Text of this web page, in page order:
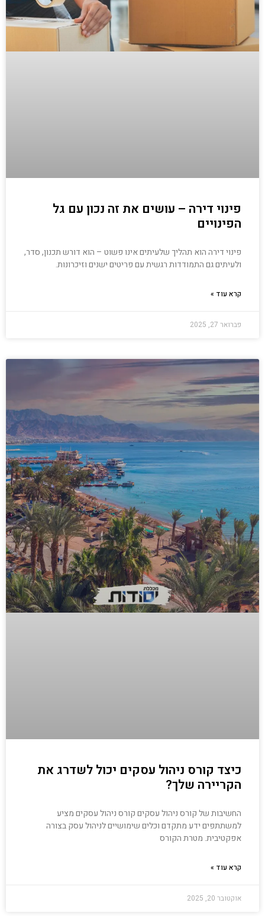
פינוי דירה – עושים את זה נכון עם גל
הפינויים
פינוי דירה הוא תהליך שלעיתים אינו פשוט – הוא דורש תכנון, סדר,
ולעיתים גם התמודדות רגשית עם פריטים ישנים וזיכרונות.
קרא עוד »
פברואר 27, 2025
כיצד קורס ניהול עסקים יכול לשדרג את
הקריירה שלך?
החשיבות של קורס ניהול עסקים קורס ניהול עסקים מציע
למשתתפים ידע מתקדם וכלים שימושיים לניהול עסק בצורה
אפקטיבית. מטרת הקורס
קרא עוד »
אוקטובר 20, 2025